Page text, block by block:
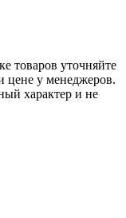
товаров уточняйте
у менеджеров.
характер и не